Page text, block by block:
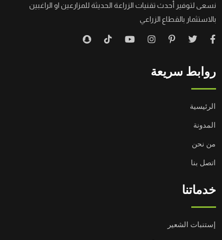
نسعى لتوفير أحدث تقنيات الزراعة الحديثة للمزارعين او الراغبين
بالاستثمار بالقطاع الزراعي
روابط سريعة
الرئيسية
المدونة
من نحن
اتصل بنا
خدماتنا
إستنبات الشعير